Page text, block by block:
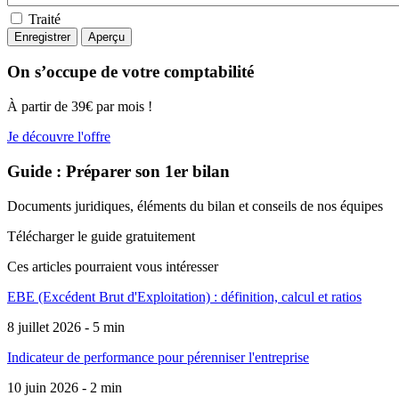
Traité
On s’occupe de votre comptabilité
À partir de 39€ par mois !
Je découvre l'offre
Guide : Préparer son 1er bilan
Documents juridiques, éléments du bilan et conseils de nos équipes
Télécharger le guide gratuitement
Ces articles pourraient vous intéresser
EBE (Excédent Brut d'Exploitation) : définition, calcul et ratios
8 juillet 2026 - 5 min
Indicateur de performance pour pérenniser l'entreprise
10 juin 2026 - 2 min